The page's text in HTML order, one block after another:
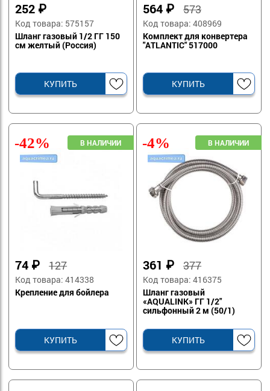
252 ₽
Код товара: 575157
Шланг газовый 1/2 ГГ 150
см желтый (Россия)
КУПИТЬ
564 ₽573
Код товара: 408969
Комплект для конвертера
"ATLANTIC" 517000
КУПИТЬ
74 ₽127
Код товара: 414338
Крепление для бойлера
КУПИТЬ
-42%
361 ₽377
Код товара: 416375
Шланг газовый
«AQUALINK» ГГ 1/2"
сильфонный 2 м (50/1)
КУПИТЬ
-4%